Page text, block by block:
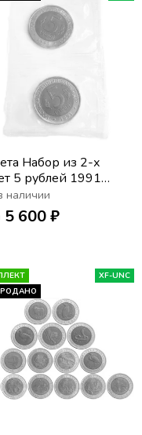
Набор из 2-х
5 рублей 1991
«Красная книга» в
наличии
5 600 ₽
XF-UNC